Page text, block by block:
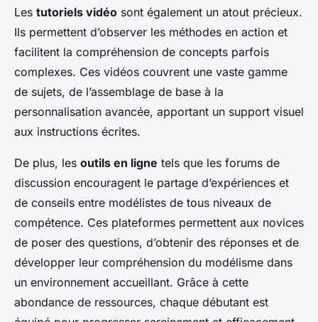
Les tutoriels vidéo sont également un atout précieux.
Ils permettent d’observer les méthodes en action et
facilitent la compréhension de concepts parfois
complexes. Ces vidéos couvrent une vaste gamme
de sujets, de l’assemblage de base à la
personnalisation avancée, apportant un support visuel
aux instructions écrites.
De plus, les outils en ligne tels que les forums de
discussion encouragent le partage d’expériences et
de conseils entre modélistes de tous niveaux de
compétence. Ces plateformes permettent aux novices
de poser des questions, d’obtenir des réponses et de
développer leur compréhension du modélisme dans
un environnement accueillant. Grâce à cette
abondance de ressources, chaque débutant est